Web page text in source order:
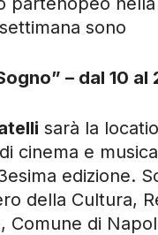
sono
– dal 10 al
sarà la
cinema e
edizione.
della Cultura,
Comune di